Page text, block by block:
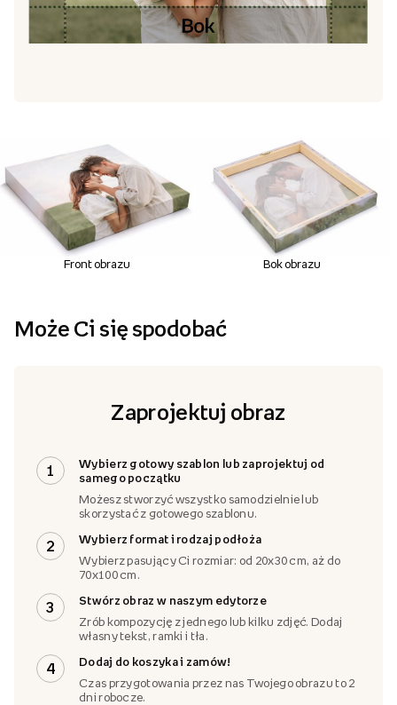
Front obrazu Bok obrazu
Może Ci się spodobać
Zaprojektuj obraz
1
Wybierz gotowy szablon lub zaprojektuj od
samego początku
Możesz stworzyć wszystko samodzielnie lub
skorzystać z gotowego szablonu.
2
Wybierz format i rodzaj podłoża
Wybierz pasujący Ci rozmiar: od 20x30 cm, aż do
70x100 cm.
3
Stwórz obraz w naszym edytorze
Zrób kompozycję z jednego lub kilku zdjęć. Dodaj
własny tekst, ramki i tła.
4
Dodaj do koszyka i zamów!
Czas przygotowania przez nas Twojego obrazu to 2
dni robocze.